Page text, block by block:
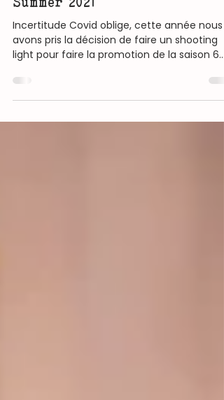
Shooting Wild wedding
Summer 2021
avons pris la décision de faire un shooting
light pour faire la promotion de la saison 6